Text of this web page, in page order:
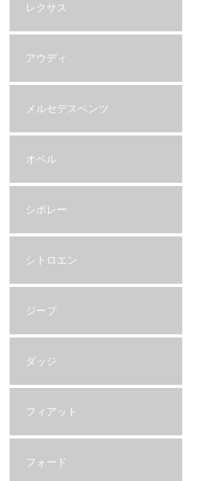
レクサス
アウディ
メルセデスベンツ
オペル
シボレー
シトロエン
ジープ
ダッジ
フィアット
フォード